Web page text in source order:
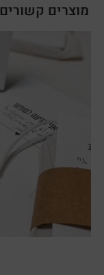
מוצרים קשורים